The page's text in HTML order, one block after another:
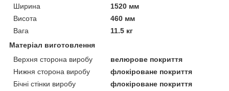
Ширина
1520 мм
Висота
460 мм
Вага
11.5 кг
Матеріал виготовлення
Верхня сторона виробу
велюрове покриття
Нижня сторона виробу
флокіроване покриття
Бічні стінки виробу
флокіроване покриття